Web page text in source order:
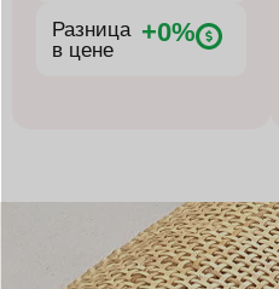
Разница
в цене
+0%